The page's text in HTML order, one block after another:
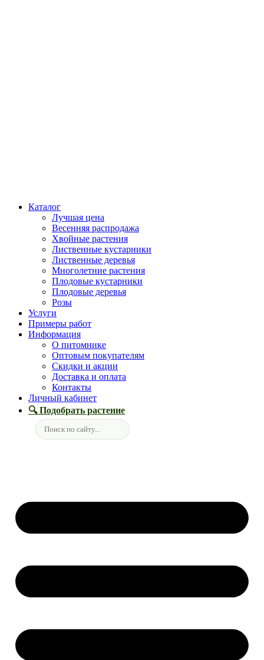
Каталог
Лучшая цена
Весенняя распродажа
Хвойные растения
Лиственные кустарники
Лиственные деревья
Многолетние растения
Плодовые кустарники
Плодовые деревья
Розы
Услуги
Примеры работ
Информация
О питомнике
Оптовым покупателям
Скидки и акции
Доставка и оплата
Контакты
Личный кабинет
🔍 Подобрать растение